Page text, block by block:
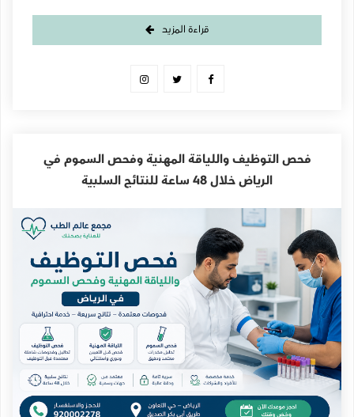
قراءة المزيد
فحص التوظيف واللياقة المهنية وفحص السموم في
الرياض خلال 48 ساعة للنتائج السلبية